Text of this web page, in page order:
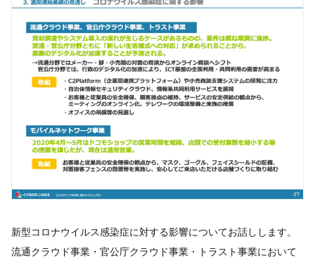
新型コロナウイルス感染症に対する影響についてお話しします。
流通クラウド事業・官公庁クラウド事業・トラスト事業において